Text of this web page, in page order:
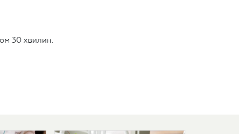
30 хвилин.